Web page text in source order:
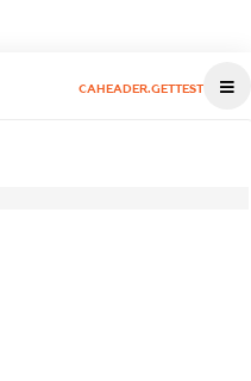
CAHEADER.GETTEST